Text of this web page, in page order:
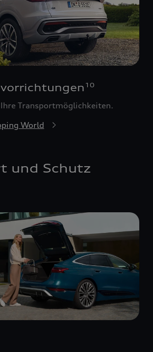
10
Transportmöglichkeiten.
World
und Schutz